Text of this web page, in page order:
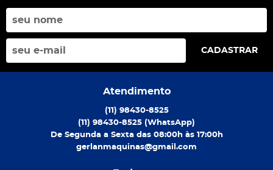
CADASTRAR
Atendimento
(11) 98430-8525
(11) 98430-8525 (WhatsApp)
De Segunda a Sexta das 08:00h às 17:00h
gerlanmaquinas@gmail.com